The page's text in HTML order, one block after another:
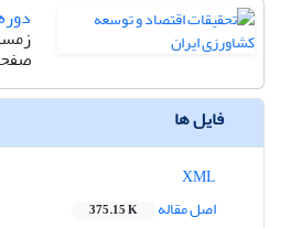
دوره 46،
فایل ها
اصل مقاله
375.15 K